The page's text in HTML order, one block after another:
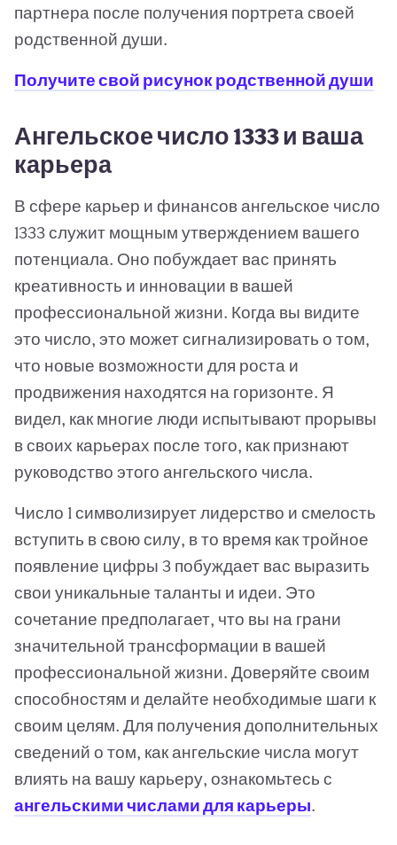
партнера после получения портрета своей
родственной души.
Получите свой рисунок родственной души
Ангельское число 1333 и ваша
карьера
В сфере карьер и финансов ангельское число
1333 служит мощным утверждением вашего
потенциала. Оно побуждает вас принять
креативность и инновации в вашей
профессиональной жизни. Когда вы видите
это число, это может сигнализировать о том,
что новые возможности для роста и
продвижения находятся на горизонте. Я
видел, как многие люди испытывают прорывы
в своих карьерах после того, как признают
руководство этого ангельского числа.
Число 1 символизирует лидерство и смелость
вступить в свою силу, в то время как тройное
появление цифры 3 побуждает вас выразить
свои уникальные таланты и идеи. Это
сочетание предполагает, что вы на грани
значительной трансформации в вашей
профессиональной жизни. Доверяйте своим
способностям и делайте необходимые шаги к
своим целям. Для получения дополнительных
сведений о том, как ангельские числа могут
влиять на вашу карьеру, ознакомьтесь с
ангельскими числами для карьеры.